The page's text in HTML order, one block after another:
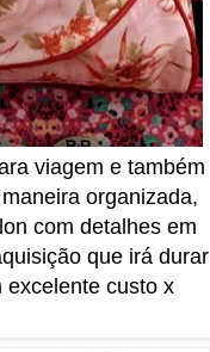
viagem e também
organizada,
com detalhes em
que irá durar
excelente custo x